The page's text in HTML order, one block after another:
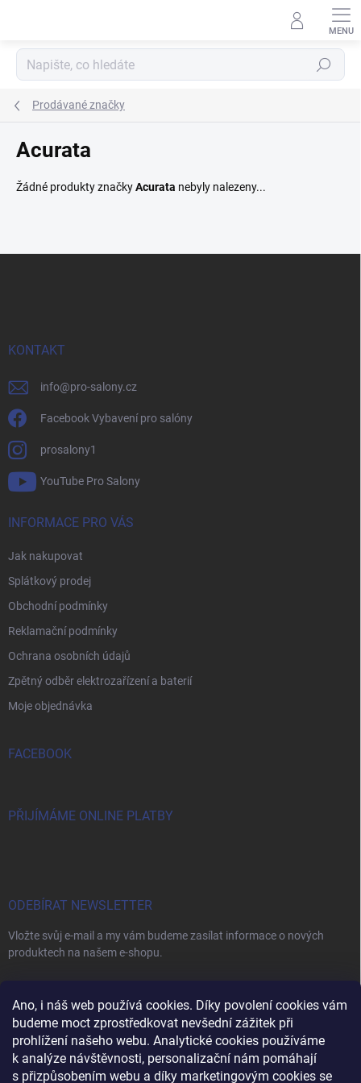
Ano, i náš web používá cookies. Díky povolení cookies vám
budeme moct zprostředkovat nevšední zážitek při
prohlížení našeho webu. Analytické cookies používáme
k analýze návštěvnosti, personalizační nám pomáhají
s přizpůsobením webu a díky marketingovým cookies se
Hledat
Prodávané značky
Acurata
Žádné produkty značkyAcurata nebyly nalezeny...
KONTAKT
info@pro-salony.cz
Facebook Vybavení pro salóny
prosalony1
YouTube Pro Salony
INFORMACE PRO VÁS
Jak nakupovat
Splátkový prodej
Obchodní podmínky
Reklamační podmínky
Ochrana osobních údajů
Zpětný odběr elektrozařízení a baterií
Moje objednávka
FACEBOOK
PŘIJÍMÁME ONLINE PLATBY
ODEBÍRAT NEWSLETTER
Vložte svůj e-mail a my vám budeme zasílat informace o nových
produktech na našem e-shopu.
E-MAIL
Vložením e-mailu souhlasíte spodmínkami ochrany osobních údajů